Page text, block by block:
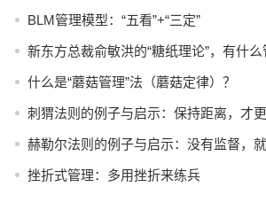
BLM管理模型：“五看”+“三定”
新东方总裁俞敏洪的“糖纸理论”，有什么
什么是“蘑菇管理”法（蘑菇定律）？
刺猬法则的例子与启示：保持距离，才
赫勒尔法则的例子与启示：没有监督，
挫折式管理：多用挫折来练兵